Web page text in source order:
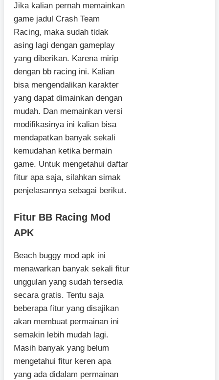
Jika kalian pernah memainkan
game jadul Crash Team
Racing, maka sudah tidak
asing lagi dengan gameplay
yang diberikan. Karena mirip
dengan bb racing ini. Kalian
bisa mengendalikan karakter
yang dapat dimainkan dengan
mudah. Dan memainkan versi
modifikasinya ini kalian bisa
mendapatkan banyak sekali
kemudahan ketika bermain
game. Untuk mengetahui daftar
fitur apa saja, silahkan simak
penjelasannya sebagai berikut.
Fitur BB Racing Mod
APK
Beach buggy mod apk ini
menawarkan banyak sekali fitur
unggulan yang sudah tersedia
secara gratis. Tentu saja
beberapa fitur yang disajikan
akan membuat permainan ini
semakin lebih mudah lagi.
Masih banyak yang belum
mengetahui fitur keren apa
yang ada didalam permainan